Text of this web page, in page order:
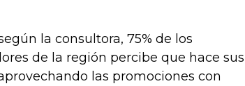
la consultora, 75% de los
de la región percibe que hace sus
las promociones con